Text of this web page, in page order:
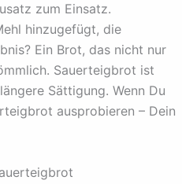
zum Einsatz.
hinzugefügt, die
Ein Brot, das nicht nur
Sauerteigbrot ist
Sättigung. Wenn Du
ausprobieren – Dein